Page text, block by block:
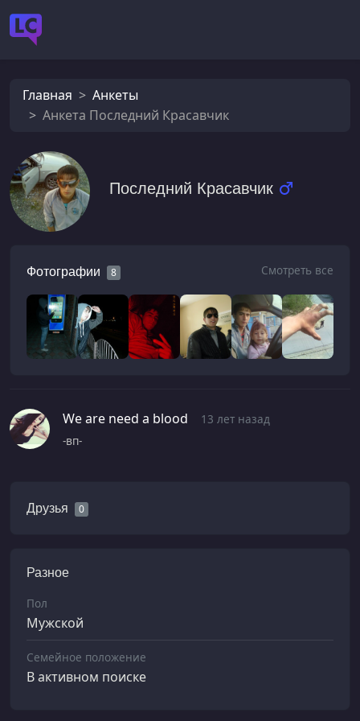
Главная
Анкеты
Анкета Последний Красавчик
Последний Красавчик
Фотографии 8 Смотреть все
We are need a blood
13 лет назад
-вп-
Друзья 0
Разное
Пол
Мужской
Семейное положение
В активном поиске